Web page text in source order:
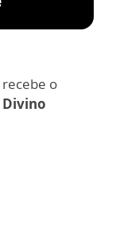
recebe o
Divino